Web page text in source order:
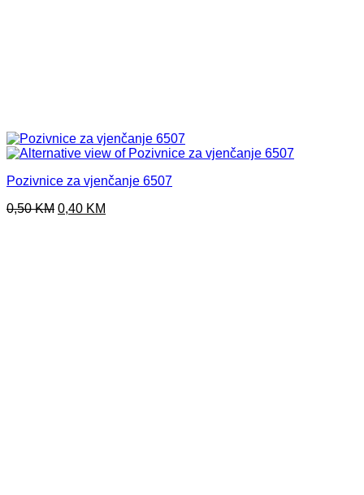
Pozivnice za vjenčanje 6507
0,50KM Original
0,40 KM